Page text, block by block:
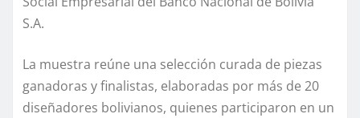
S.A.
La muestra reúne una selección curada de piezas
ganadoras y finalistas, elaboradas por más de 20
diseñadores bolivianos, quienes participaron en un